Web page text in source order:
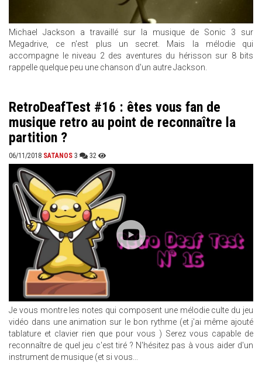
Michael Jackson a travaillé sur la musique de Sonic 3 sur
Megadrive, ce n'est plus un secret. Mais la mélodie qui
accompagne le niveau 2 des aventures du hérisson sur 8 bits
rappelle quelque peu une chanson d'un autre Jackson.
RetroDeafTest #16 : êtes vous fan de
musique retro au point de reconnaître la
partition ?
06/11/2018 SATANOS 3 32
Je vous montre les notes qui composent une mélodie culte du jeu
vidéo dans une animation sur le bon rythme (et j'ai même ajouté
tablature et clavier rien que pour vous ) Serez vous capable de
reconnaître de quel jeu c'est tiré ? N'hésitez pas à vous aider d'un
instrument de musique (et si vous...